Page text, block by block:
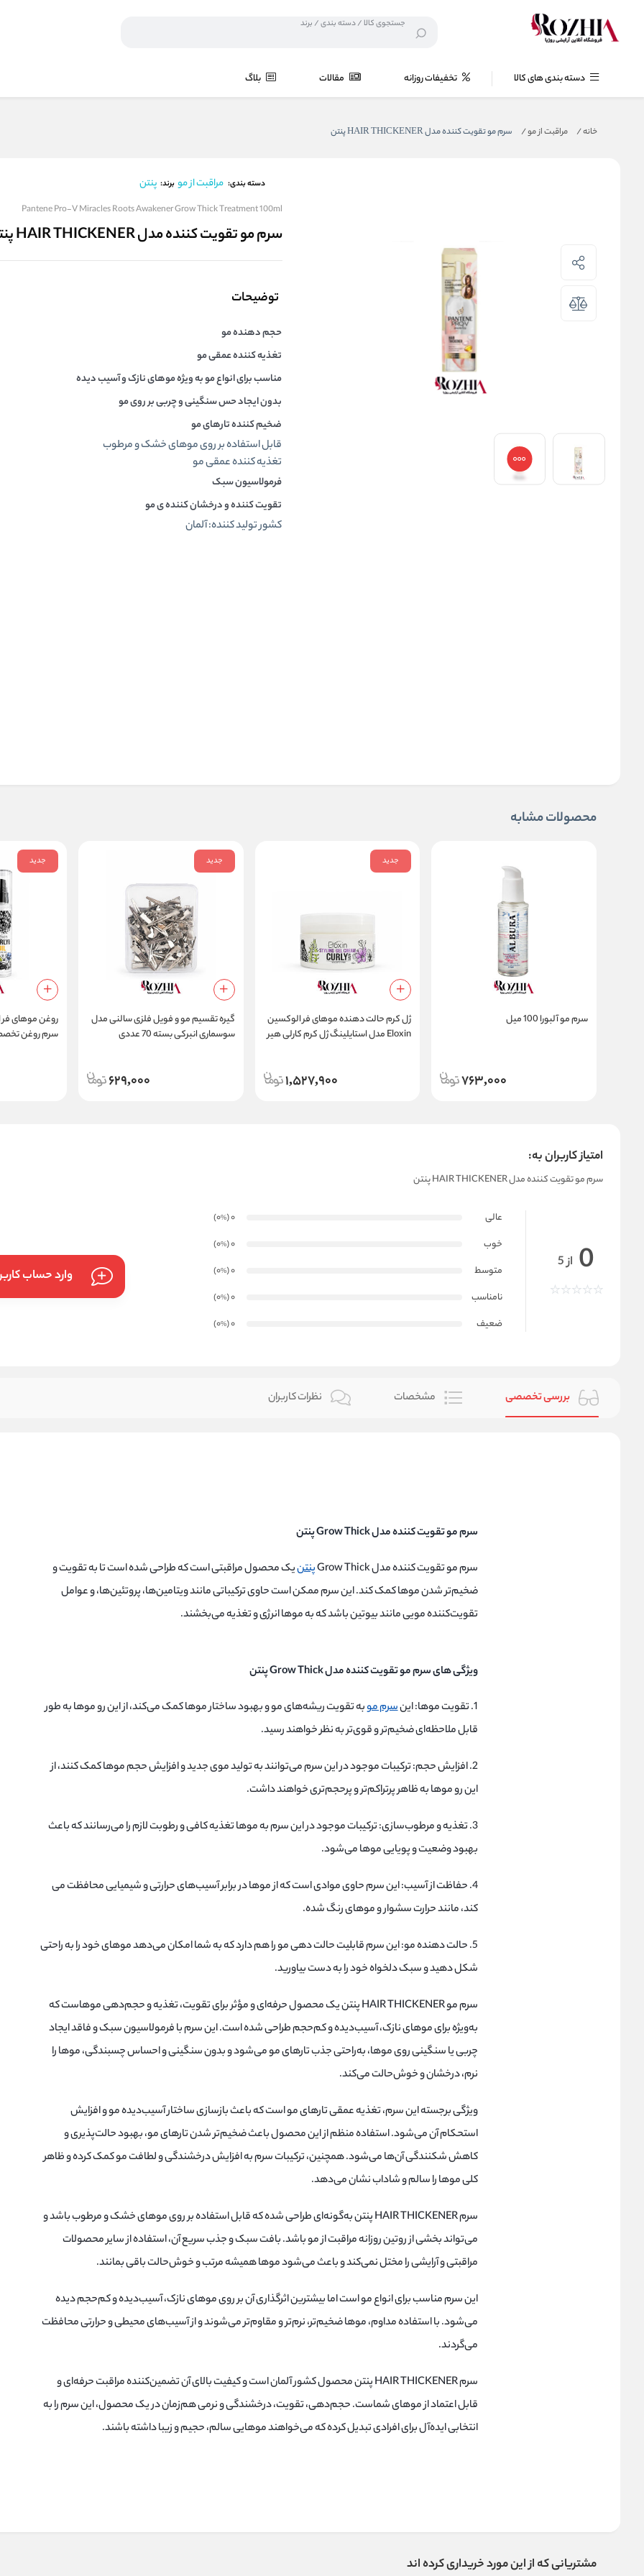
دسته بندی های کالا تخفیفات روزانه مقالات بلاگ
خانه/ مراقبت از مو/ سرم مو تقویت کننده مدل HAIR THICKENER پنتن
دسته بندی: مراقبت از مو برند: پنتن
Pantene Pro-V Miracles Roots Awakener Grow Thick Treatment 100ml
سرم مو تقویت کننده مدل HAIR THICKENER پنتن
توضیحات
حجم دهنده مو
تغذیه کننده عمقی مو
مناسب برای انواع مو به ویژه موهای نازک و آسیب دیده
بدون ایجاد حس سنگینی و چربی بر روی مو
ضخیم کننده تارهای مو
قابل استفاده بر روی موهای خشک و مرطوب
تغذیه کننده عمقی مو
فرمولاسیون سبک
تقویت کننده و درخشان کننده ی مو
کشور تولید کننده: آلمان
محصولات مشابه
سرم مو آلبورا 100 میل
763,000
جدید
ژل کرم حالت دهنده موهای فر الوکسین
Eloxin مدل استایلینگ ژل کرم کارلی هیر
1,527,900
جدید
گیره تقسیم مو و فویل فلزی سالنی مدل
سوسماری انبرکی بسته 70 عددی
629,000
جدید
امتیاز کاربران به:
سرم مو تقویت کننده مدل HAIR THICKENER پنتن
0 از 5
عالی 0
(0
%
)
خوب
0
(0
%
)
متوسط
0
(0
%
)
نامناسب
0
(0
%
)
ضعیف
0
(0
%
)
وارد حساب
بررسی تخصصی مشخصات نظرات کاربران
سرم مو تقویت کننده مدل Grow Thick پنتن
سرم مو تقویت کننده مدل Grow Thick پنتنیک محصول مراقبتی است که طراحی شده است تا به تقویت و
ضخیم‌تر شدن موها کمک کند. این سرم ممکن است حاوی ترکیباتی مانند ویتامین‌ها، پروتئین‌ها، و عوامل
تقویت‌کننده مویی مانند بیوتین باشد که به موها انرژی و تغذیه می‌بخشند.
ویژگی های سرم مو تقویت کننده مدل Grow Thick پنتن
1. تقویت موها: این سرم موبه تقویت ریشه‌های مو و بهبود ساختار موها کمک می‌کند، از این رو موها به طور
قابل ملاحظه‌ای ضخیم‌تر و قوی‌تر به نظر خواهند رسید.
2. افزایش حجم: ترکیبات موجود در این سرم می‌توانند به تولید موی جدید و افزایش حجم موها کمک کنند، از
این رو موها به ظاهر پرتراکم‌تر و پرحجم‌تری خواهند داشت.
3. تغذیه و مرطوب‌سازی: ترکیبات موجود در این سرم به موها تغذیه کافی و رطوبت لازم را می‌رسانند که باعث
بهبود وضعیت و پویایی موها می‌شود.
4. حفاظت از آسیب: این سرم حاوی موادی است که از موها در برابر آسیب‌های حرارتی و شیمیایی محافظت می
کند، مانند حرارت سشوار و موهای رنگ شده.
5. حالت دهنده مو: این سرم قابلیت حالت دهی مو را هم دارد که به شما امکان می‌دهد موهای خود را به راحتی
شکل دهید و سبک دلخواه خود را به دست بیاورید.
سرم مو HAIR THICKENER پنتن یک محصول حرفه‌ای و مؤثر برای تقویت، تغذیه و حجم‌دهی موهاست که
به‌ویژه برای موهای نازک، آسیب‌دیده و کم‌حجم طراحی شده است. این سرم با فرمولاسیون سبک و فاقد ایجاد
چربی یا سنگینی روی موها، به‌راحتی جذب تارهای مو می‌شود و بدون سنگینی و احساس چسبندگی، موها را
نرم، درخشان و خوش‌حالت می‌کند.
ویژگی برجسته این سرم، تغذیه عمقی تارهای مو است که باعث بازسازی ساختار آسیب‌دیده مو و افزایش
استحکام آن می‌شود. استفاده منظم از این محصول باعث ضخیم‌تر شدن تارهای مو، بهبود حالت‌پذیری و
کاهش شکنندگی آن‌ها می‌شود. همچنین، ترکیبات سرم به افزایش درخشندگی و لطافت مو کمک کرده و ظاهر
کلی موها را سالم و شاداب نشان می‌دهد.
سرم HAIR THICKENER پنتن به‌گونه‌ای طراحی شده که قابل استفاده بر روی موهای خشک و مرطوب باشد و
می‌تواند بخشی از روتین روزانه مراقبت از مو باشد. بافت سبک و جذب سریع آن، استفاده از سایر محصولات
مراقبتی و آرایشی را مختل نمی‌کند و باعث می‌شود موها همیشه مرتب و خوش‌حالت باقی بمانند.
این سرم مناسب برای انواع مو است اما بیشترین اثرگذاری آن بر روی موهای نازک، آسیب‌دیده و کم‌حجم دیده
می‌شود. با استفاده مداوم، موها ضخیم‌تر، نرم‌تر و مقاوم‌تر می‌شوند و از آسیب‌های محیطی و حرارتی محافظت
می‌گردند.
سرم HAIR THICKENER پنتن محصول کشور آلمان است و کیفیت بالای آن تضمین‌کننده مراقبت حرفه‌ای و
قابل اعتماد از موهای شماست. حجم‌دهی، تقویت، درخشندگی و نرمی هم‌زمان در یک محصول، این سرم را به
انتخابی ایده‌آل برای افرادی تبدیل کرده که می‌خواهند موهایی سالم، حجیم و زیبا داشته باشند.
مشتریانی که از این مورد خریداری کرده اند